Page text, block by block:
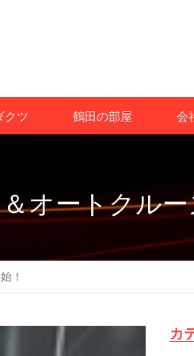
クツ 鶴田の部屋 会
オートクルー
！
カ